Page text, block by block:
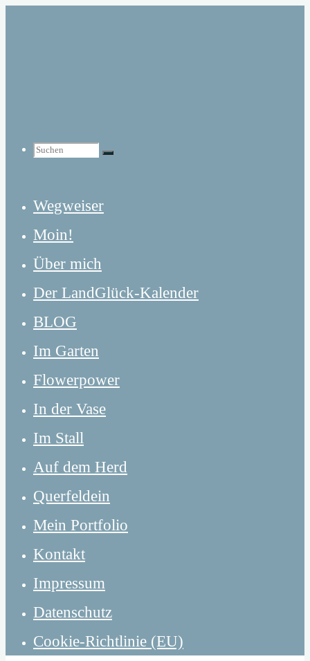
Suchen
Suchen
nach:
Suchen
Wegweiser
Moin!
Über mich
Der LandGlück-Kalender
BLOG
Im Garten
Flowerpower
In der Vase
Im Stall
Auf dem Herd
Querfeldein
Mein Portfolio
Kontakt
Impressum
Datenschutz
Cookie-Richtlinie (EU)